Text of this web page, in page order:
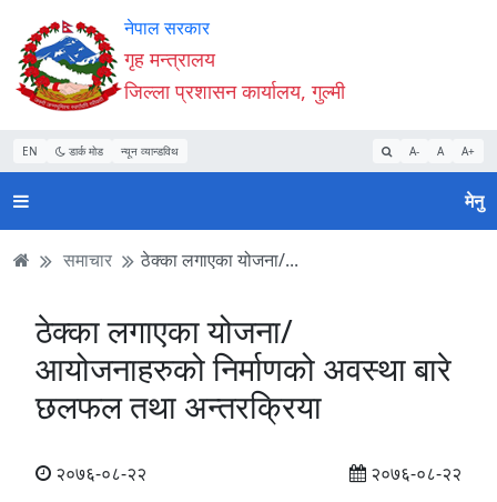
Accessibility
Mode
सुरु
गर्नुहोस्
सामाग्री
पढ्नुहाेस्
नेभिगेसन
पढ्नुहाेस्
वेबसाइट
खोजमा
जानुहोस्
नेपाल सरकार
गृह मन्त्रालय
जिल्ला प्रशासन कार्यालय, गुल्मी
EN डार्क मोड न्यून व्यान्डविथ A- A A+
मेनु
समाचार ठेक्का लगाएका योजना/...
ठेक्का लगाएका योजना/
आयोजनाहरुको निर्माणको अवस्था बारे
छलफल तथा अन्तरक्रिया
२०७६-०८-२२ २०७६-०८-२२